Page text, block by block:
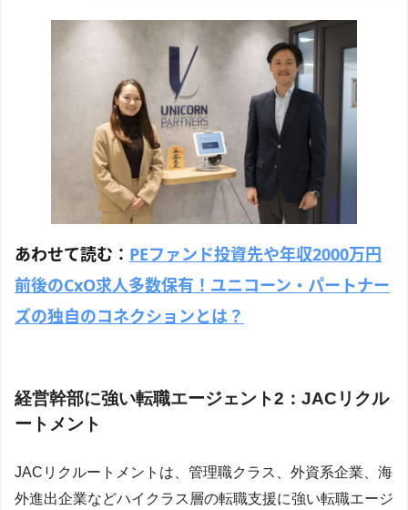
あわせて読む： PEファンド投資先や年収2000万円
前後のCxO求人多数保有！ユニコーン・パートナー
ズの独自のコネクションとは？
経営幹部に強い転職エージェント2：JACリクル
ートメント
JACリクルートメントは、管理職クラス、外資系企業、海
外進出企業などハイクラス層の転職支援に強い転職エージ